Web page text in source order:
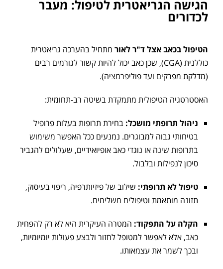
הגישה הגריאטרית לטיפול: מעבר
לכדורים
הטיפול בכאב אצל ד"ר לאור מתחיל בהערכה גריאטרית
כוללנית (CGA), שכן כאב יכול להיות קשור לגורמים רבים
(מדלקת מפרקים ועד פוליפרמציה).
האסטרטגיה הטיפולית מתמקדת בשיטה רב-תחומית:
ניהול תרופתי מושכל: בחירת תרופות בעלות פרופיל
בטיחותי גבוה למבוגרים. נמנעים ככל האפשר משימוש
בתרופות שינה או נוגדי כאב אופיואידיים, שעלולים להגביר
סיכון לנפילות ובלבול.
טיפול לא תרופתי: שילוב של פיזיותרפיה, ריפוי בעיסוק,
תזונה מותאמת וטיפולים משלימים.
הקלה על התפקוד: המטרה העיקרית היא לא רק להפחית
כאב, אלא לאפשר למטופל לחזור ולבצע פעולות יומיומיות,
ובכך לשמר את עצמאותו.